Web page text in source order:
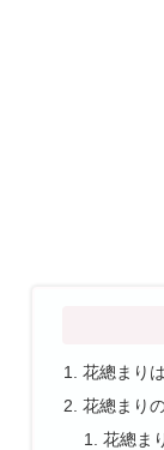
花總まり
花總まり
花總ま